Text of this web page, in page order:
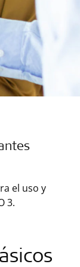
el uso y
3.